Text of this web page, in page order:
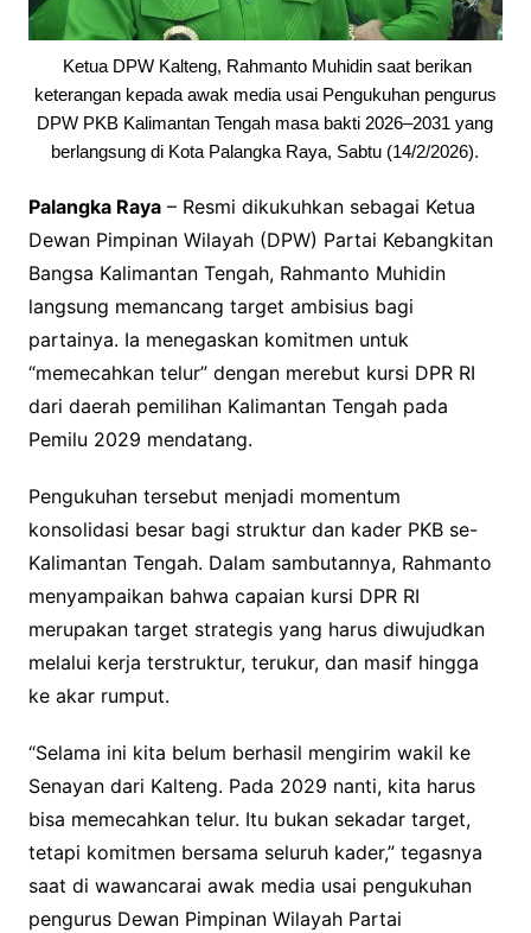
Ketua DPW Kalteng, Rahmanto Muhidin saat berikan
keterangan kepada awak media usai Pengukuhan pengurus
DPW PKB Kalimantan Tengah masa bakti 2026–2031 yang
berlangsung di Kota Palangka Raya, Sabtu (14/2/2026).
Palangka Raya– Resmi dikukuhkan sebagai Ketua
Dewan Pimpinan Wilayah (DPW) Partai Kebangkitan
Bangsa Kalimantan Tengah, Rahmanto Muhidin
langsung memancang target ambisius bagi
partainya. Ia menegaskan komitmen untuk
“memecahkan telur” dengan merebut kursi DPR RI
dari daerah pemilihan Kalimantan Tengah pada
Pemilu 2029 mendatang.
Pengukuhan tersebut menjadi momentum
konsolidasi besar bagi struktur dan kader PKB se-
Kalimantan Tengah. Dalam sambutannya, Rahmanto
menyampaikan bahwa capaian kursi DPR RI
merupakan target strategis yang harus diwujudkan
melalui kerja terstruktur, terukur, dan masif hingga
ke akar rumput.
“Selama ini kita belum berhasil mengirim wakil ke
Senayan dari Kalteng. Pada 2029 nanti, kita harus
bisa memecahkan telur. Itu bukan sekadar target,
tetapi komitmen bersama seluruh kader,” tegasnya
saat di wawancarai awak media usai pengukuhan
pengurus Dewan Pimpinan Wilayah Partai